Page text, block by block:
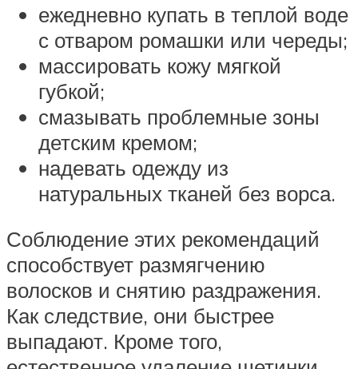
ежедневно купать в теплой воде
с отваром ромашки или череды;
массировать кожу мягкой
губкой;
смазывать проблемные зоны
детским кремом;
надевать одежду из
натуральных тканей без ворса.
Соблюдение этих рекомендаций
способствует размягчению
волосков и снятию раздражения.
Как следствие, они быстрее
выпадают. Кроме того,